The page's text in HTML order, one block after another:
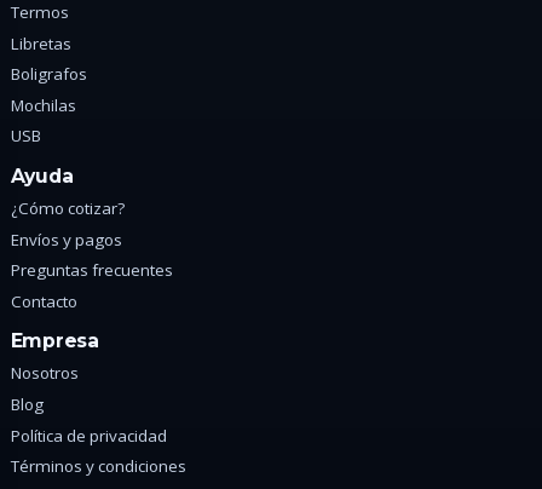
Termos
Libretas
Boligrafos
Mochilas
USB
Ayuda
¿Cómo cotizar?
Envíos y pagos
Preguntas frecuentes
Contacto
Empresa
Nosotros
Blog
Política de privacidad
Términos y condiciones